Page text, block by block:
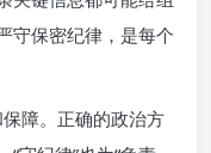
守保密纪律，是每个
保障。正确的政治方